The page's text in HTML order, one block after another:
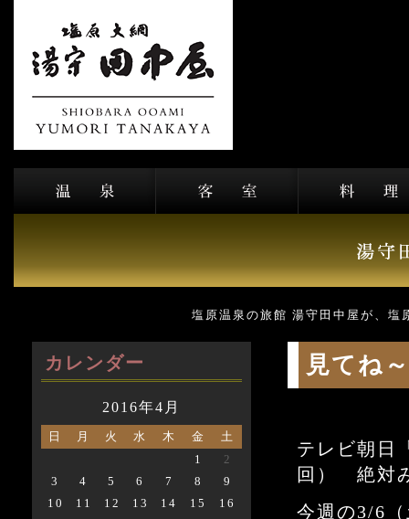
塩原温泉の旅館 湯守田中屋が、塩
カレンダー
2016年4月
日 月 火 水 木 金
土
1
2
3
4 5 6 7 8
9
10
11 12 13 14 15
16
見てね～
テレビ朝日
回） 絶対
今週の3/6